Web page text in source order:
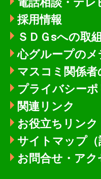
採用情報
ＳＤＧsへの取
心グループの
マスコミ関係者
プライバシー
関連リンク
お役立ちリンク
サイトマップ（
お問合せ・アク